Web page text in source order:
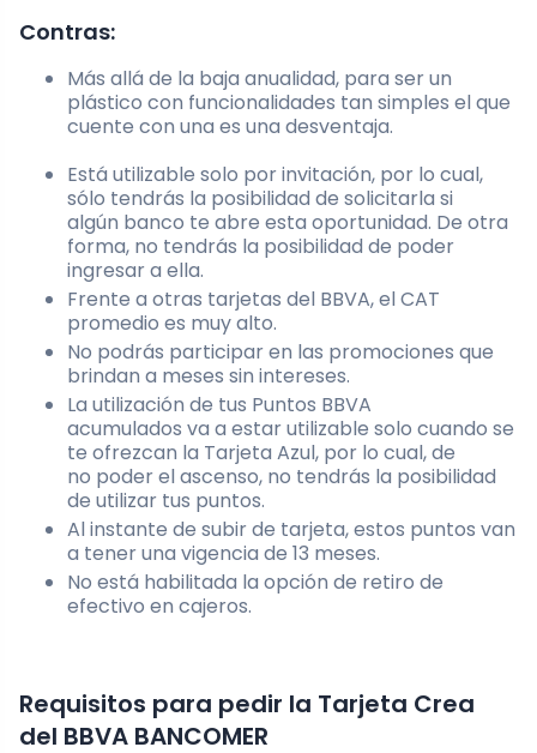
Contras:
Más allá de la baja anualidad, para ser un
plástico con funcionalidades tan simples el que
cuente con una es una desventaja.
Está utilizable solo por invitación, por lo cual,
sólo tendrás la posibilidad de solicitarla si
algún banco te abre esta oportunidad. De otra
forma, no tendrás la posibilidad de poder
ingresar a ella.
Frente a otras tarjetas del BBVA, el CAT
promedio es muy alto.
No podrás participar en las promociones que
brindan a meses sin intereses.
La utilización de tus Puntos BBVA
acumulados va a estar utilizable solo cuando se
te ofrezcan la Tarjeta Azul, por lo cual, de
no poder el ascenso, no tendrás la posibilidad
de utilizar tus puntos.
Al instante de subir de tarjeta, estos puntos van
a tener una vigencia de 13 meses.
No está habilitada la opción de retiro de
efectivo en cajeros.
Requisitos para pedir la Tarjeta Crea
del BBVA BANCOMER